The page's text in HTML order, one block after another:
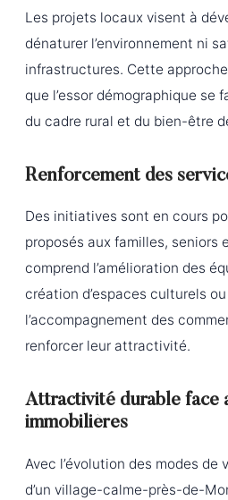
Les projets locaux visent à
dénaturer l’environnement ni
infrastructures. Cette
que l’essor démographique se
du cadre rural et du bien-être
Renforcement des
Des initiatives sont en cours
proposés aux familles, seniors
comprend l’amélioration des
création d’espaces culturels
l’accompagnement des
renforcer leur attractivité.
Attractivité durable face
immobilières
Avec l’évolution des modes de
d’un village-calme-près-de-